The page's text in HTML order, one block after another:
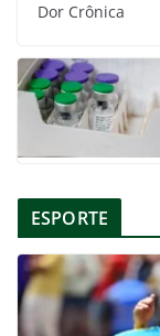
Dor Crônica
ESPORTE